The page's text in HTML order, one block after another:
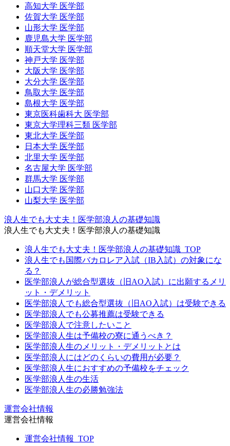
高知大学 医学部
佐賀大学 医学部
山形大学 医学部
鹿児島大学 医学部
順天堂大学 医学部
神戸大学 医学部
大阪大学 医学部
大分大学 医学部
鳥取大学 医学部
島根大学 医学部
東京医科歯科大 医学部
東京大学理科三類 医学部
東北大学 医学部
日本大学 医学部
北里大学 医学部
名古屋大学 医学部
群馬大学 医学部
山口大学 医学部
山梨大学 医学部
浪人生でも大丈夫！医学部浪人の基礎知識
浪人生でも大丈夫！医学部浪人の基礎知識
浪人生でも大丈夫！医学部浪人の基礎知識_TOP
浪人生でも国際バカロレア入試（IB入試）の対象にな
る？
医学部浪人が総合型選抜（旧AO入試）に出願するメリ
ット・デメリット
医学部浪人でも総合型選抜（旧AO入試）は受験できる
医学部浪人でも公募推薦は受験できる
医学部浪人で注意したいこと
医学部浪人生は予備校の寮に通うべき？
医学部浪人生のメリット・デメリットとは
医学部浪人にはどのくらいの費用が必要？
医学部浪人生におすすめの予備校をチェック
医学部浪人生の生活
医学部浪人生の必勝勉強法
運営会社情報
運営会社情報
運営会社情報_TOP